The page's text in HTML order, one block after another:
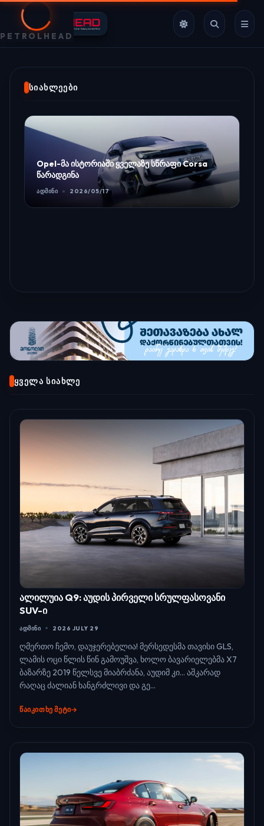
PETROLHEAD
ᲡᲘᲐᲮᲚᲔᲔᲑᲘ
Opel-მა ისტორიაში ყველაზე სწრაფი Corsa
წარადგინა
ᲐᲓᲛᲘᲜᲘ 2026/05/17
ᲧᲕᲔᲚᲐ ᲡᲘᲐᲮᲚᲔ
ალილუია Q9: აუდის პირველი სრულფასოვანი
SUV-ი
ᲐᲓᲛᲘᲜᲘ 2026 JULY 29
ღმერთო ჩემო, დაუჯერებელია! მერსედესმა თავისი GLS,
ლამის ოცი წლის წინ გამოუშვა, ხოლო ბავარიელებმა X7
ბაზარზე 2019 წელსვე მიაბრძანა, აუდიმ კი... აშკარად
რაღაც ძალიან ხანგრძლივი და გე...
ᲬᲐᲘᲙᲘᲗᲮᲔ ᲛᲔᲢᲘ